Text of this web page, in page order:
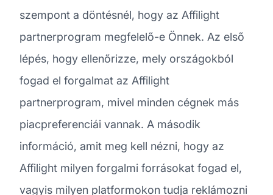
szempont a döntésnél, hogy az Affilight
partnerprogram megfelelő-e Önnek. Az első
lépés, hogy ellenőrizze, mely országokból
fogad el forgalmat az Affilight
partnerprogram, mivel minden cégnek más
piacpreferenciái vannak. A második
információ, amit meg kell nézni, hogy az
Affilight milyen forgalmi forrásokat fogad el,
vagyis milyen platformokon tudja reklámozni